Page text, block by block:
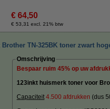
€ 64,50
€ 53,31 excl. 21% btw
TN-325BK toner zwart
Omschrijving
Bespaar ruim 45% op uw
123inkt huismerk toner voor
Capaciteit 4.500 afdrukken (dus